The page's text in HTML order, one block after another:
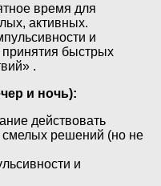
время для
активных.
и
быстрых
.
и ночь):
действовать
решений (но не
и